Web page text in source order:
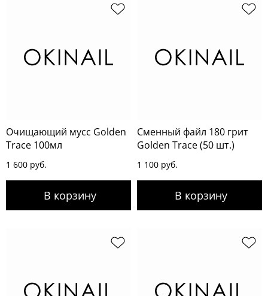
Очищающий мусс Golden
Trace 100мл
1 600 руб.
Сменный файл 180 грит
Golden Trace (50 шт.)
1 100 руб.